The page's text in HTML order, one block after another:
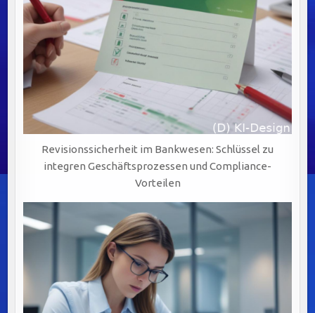
Revisionssicherheit im Bankwesen: Schlüssel zu
integren Geschäftsprozessen und Compliance-
Vorteilen